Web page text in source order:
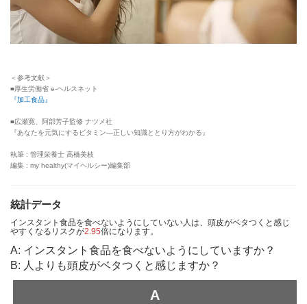
＜参考文献＞
■厚生労働省 e-ヘルスネット
『加工食品』
■広瀬寛、阿部芳子監修 ナツメ社
『あなたを元気にするビタミン—正しい知識ととり方がわかる』
執筆 : 管理栄養士 高橋美枝
編集 : my healthy(マイヘルシー)編集部
統計データ
インスタント食品を食べないようにしていない人は、頭皮がベタつくと感じ
やすくなるリスクが2.95倍になります。
A: インスタント食品を食べないようにしていますか？
B: 人よりも頭皮がベタつくと感じますか？
A